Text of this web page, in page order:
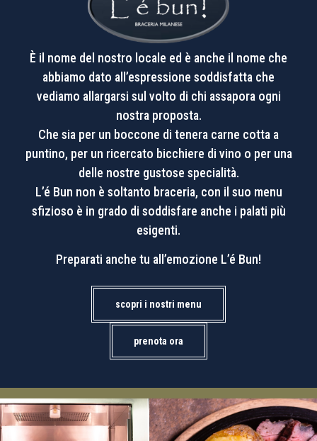
È il nome del nostro locale ed è anche il nome che
abbiamo dato all’espressione soddisfatta che
vediamo allargarsi sul volto di chi assapora ogni
nostra proposta.
Che sia per un boccone di tenera carne cotta a
puntino, per un ricercato bicchiere di vino o per una
delle nostre gustose specialità.
L’é Bun non è soltanto braceria, con il suo menu
sfizioso è in grado di soddisfare anche i palati più
esigenti.
Preparati anche tu all’emozione L’é Bun!
scopri i nostri menu
prenota ora